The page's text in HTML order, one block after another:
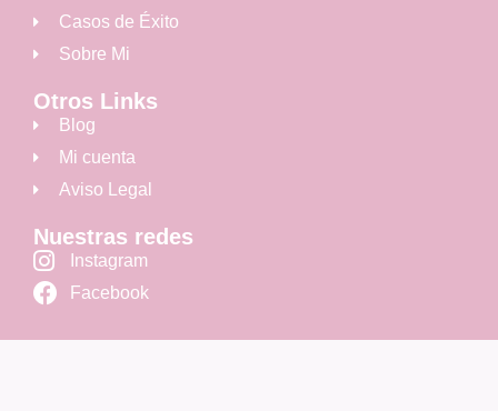
Casos de Éxito
Sobre Mi
Otros Links
Blog
Mi cuenta
Aviso Legal
Nuestras redes
Instagram
Facebook